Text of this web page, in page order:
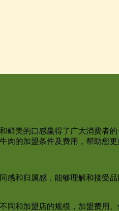
鲜美的口感赢得了广大消费者
肉的加盟条件及费用，帮助您更
感和归属感，能够理解和接受
和加盟店的规模，加盟费用